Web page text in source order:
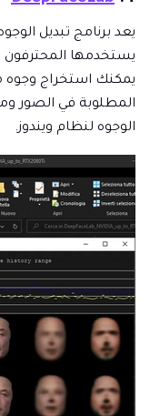
يعد برنامج تبديل
يستخدمها المحترفون
يمكنك استخراج وجوه
المطلوبة في الصور
الوجوه لنظام ويندوز.